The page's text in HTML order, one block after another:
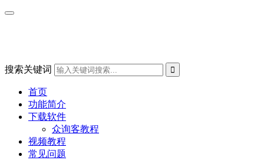
搜索关键词
首页
功能简介
下载软件
众询客教程
视频教程
常见问题